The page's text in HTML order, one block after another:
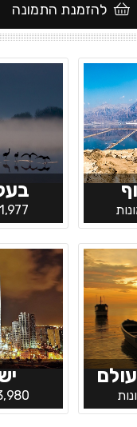
להזמנת התמונה
21,977
13,980